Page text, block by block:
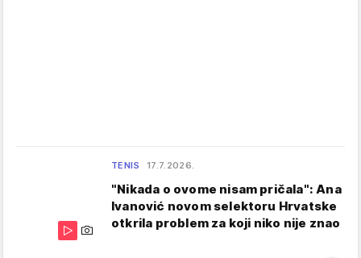
TENIS 17.7.2026.
"Nikada o ovome nisam pričala": Ana
Ivanović novom selektoru Hrvatske
otkrila problem za koji niko nije znao